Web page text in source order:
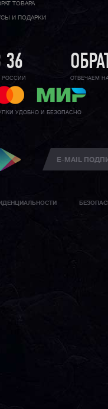
ТОВАРА
И ПОДАРКИ
36
РОССИИ ОТВЕЧАЕМ
УДОБНО И БЕЗОПАСНО